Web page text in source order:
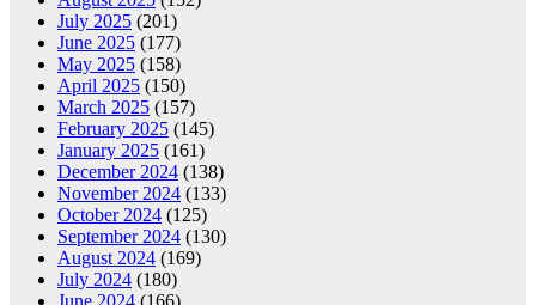
July 2025 (201)
June 2025 (177)
May 2025 (158)
April 2025 (150)
March 2025 (157)
February 2025 (145)
January 2025 (161)
December 2024 (138)
November 2024 (133)
October 2024 (125)
September 2024 (130)
August 2024 (169)
July 2024 (180)
June 2024 (166)